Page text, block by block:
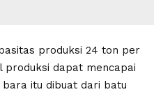
produksi 24 ton per
dapat mencapai
itu dibuat dari batu